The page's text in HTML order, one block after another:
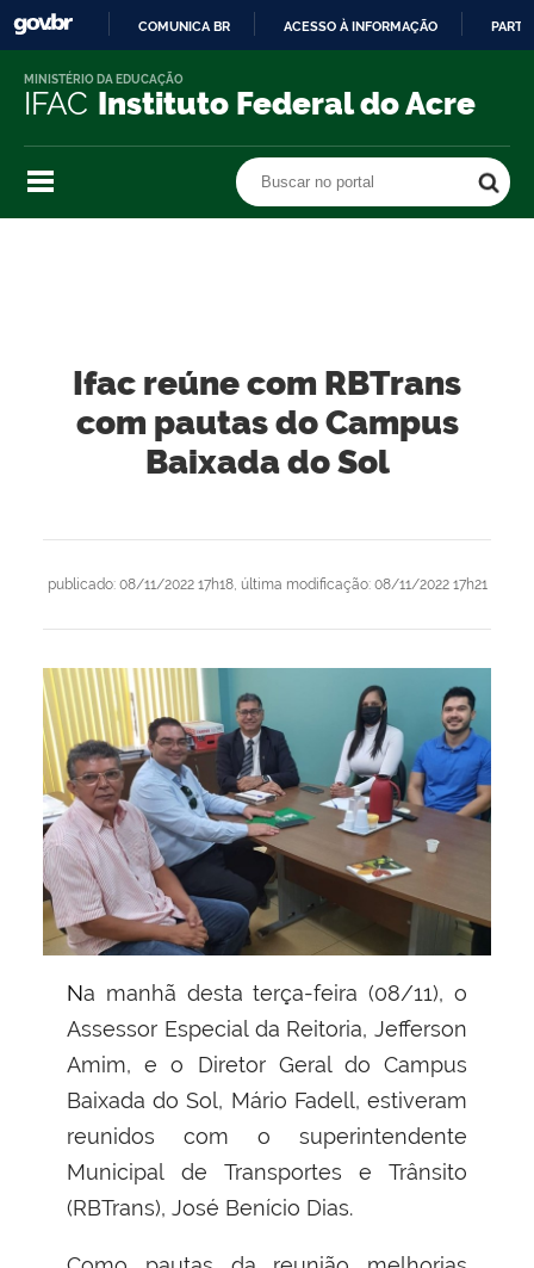
O
COMUNICA BR ACESSO À INFORMAÇÃO
IFAC Instituto Federal do Acre
MINISTÉRIO DA EDUCAÇÃO
Buscar no portal
Ifac reúne com RBTrans
com pautas do Campus
Baixada do Sol
publicado: 08/11/2022 17h18, última modificação: 08/11/2022 17h21
Na manhã desta terça-feira (08/11), o
Assessor Especial da Reitoria, Jefferson
Amim, e o Diretor Geral do Campus
Baixada do Sol, Mário Fadell, estiveram
reunidos com o superintendente
Municipal de Transportes e Trânsito
(RBTrans), José Benício Dias.